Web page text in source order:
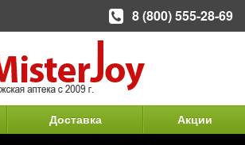
Доставка Акции
8 (800) 555-28-69